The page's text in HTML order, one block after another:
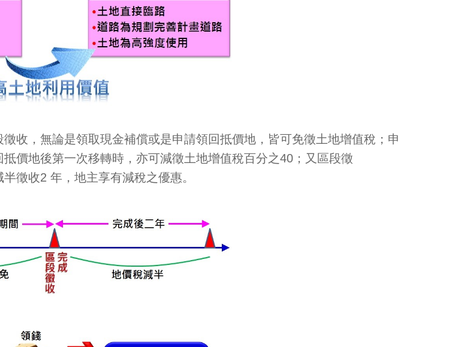
收，無論是領取現金補償或是申請領回抵價地，皆可免徵土地增值稅；申
價地後第一次移轉時，亦可減徵土地增值稅百分之40；又區段徵
徵收2 年，地主享有減稅之優惠。